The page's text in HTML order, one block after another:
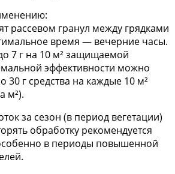
рассевом гранул между грядками
время — вечерние часы.
7 г на 10 м² защищаемой
эффективности можно
30 г средства на каждые 10 м²
м²).
за сезон (в период вегетации)
обработку рекомендуется
в периоды повышенной